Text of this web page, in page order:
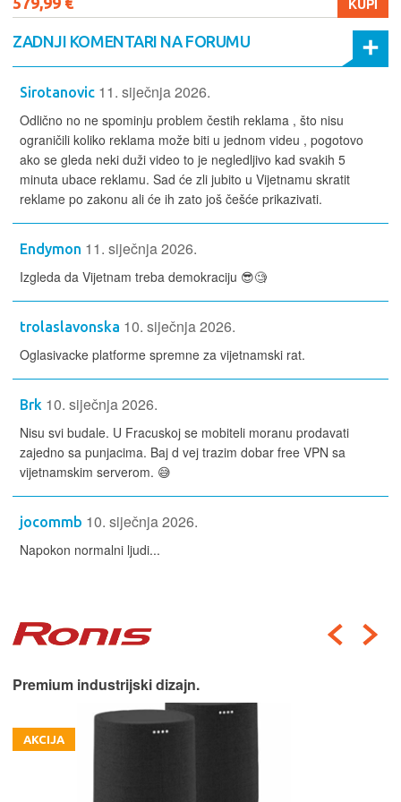
ZADNJI KOMENTARI NA FORUMU
Sirotanovic 11. siječnja 2026.
Odlično no ne spominju problem čestih reklama , što nisu
ograničili koliko reklama može biti u jednom videu , pogotovo
ako se gleda neki duži video to je negledljivo kad svakih 5
minuta ubace reklamu. Sad će zli jubito u Vijetnamu skratit
reklame po zakonu ali će ih zato još češće prikazivati.
Endymon 11. siječnja 2026.
Izgleda da Vijetnam treba demokraciju 😎🧐
trolaslavonska 10. siječnja 2026.
Oglasivacke platforme spremne za vijetnamski rat.
Brk 10. siječnja 2026.
Nisu svi budale. U Fracuskoj se mobiteli moranu prodavati
zajedno sa punjacima. Baj d vej trazim dobar free VPN sa
vijetnamskim serverom. 😅
jocommb 10. siječnja 2026.
Napokon normalni ljudi...
Premium industrijski dizajn.
AKCIJA